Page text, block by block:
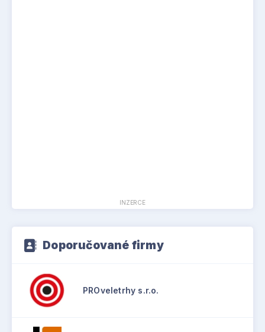
INZERCE
Doporučované firmy
PROveletrhy s.r.o.